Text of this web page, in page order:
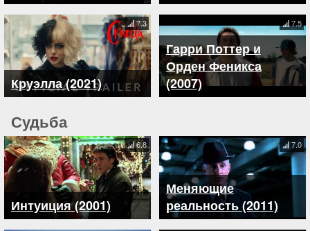
Круэлла (2021)
7.3
Гарри Поттер и
Орден Феникса
(2007)
7.5
Судьба
Интуиция (2001)
6.8
Меняющие
реальность (2011)
7.0